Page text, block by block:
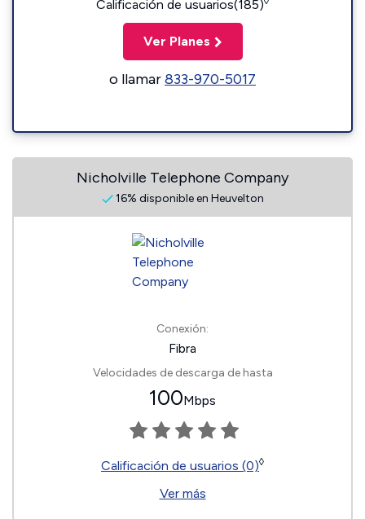
Calificación de usuarios(185)
Ver Planes
o llamar833-970-5017
Nicholville Telephone Company
16% disponible en Heuvelton
Conexión:
Fibra
Velocidades de descarga de hasta
100Mbps
Calificación de usuarios (0)◊
Ver más